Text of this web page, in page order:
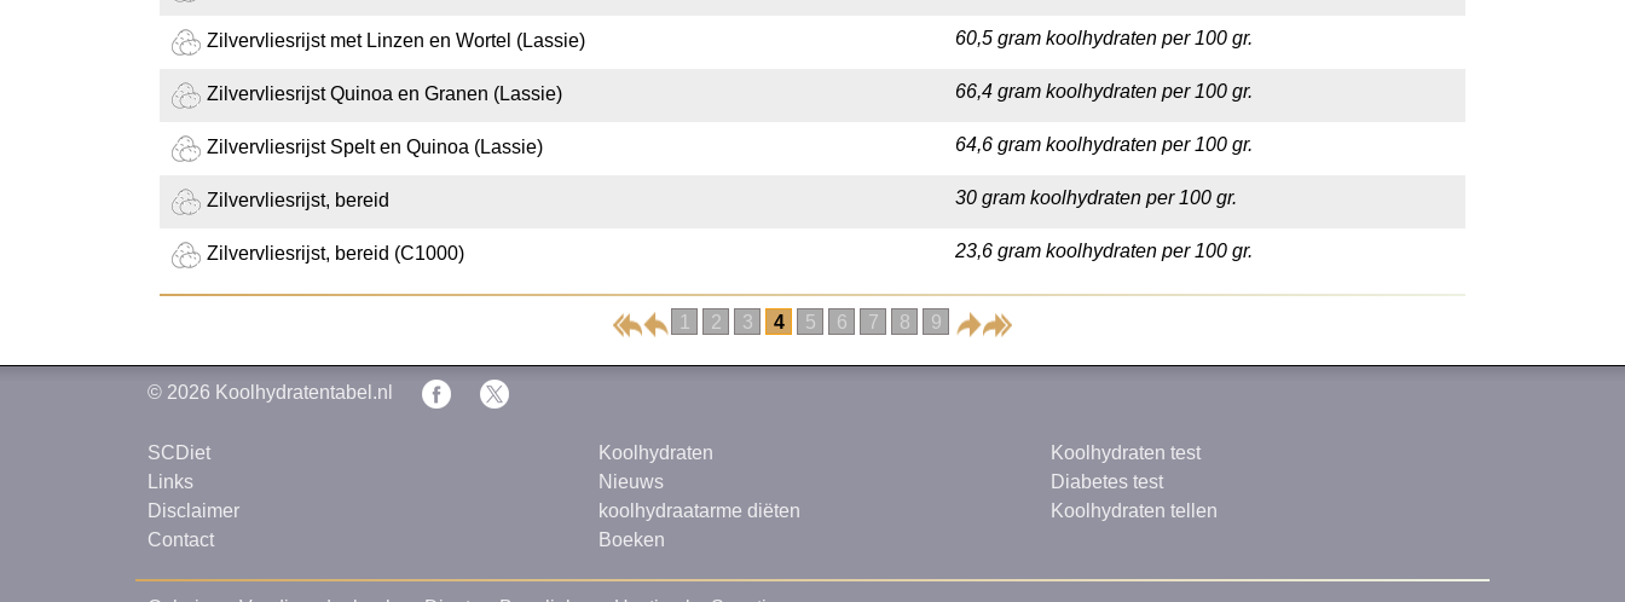
Zilvervliesrijst met Linzen en Wortel (Lassie) 60,5 gram koolhydraten per 100 gr.
Zilvervliesrijst Quinoa en Granen (Lassie) 66,4 gram koolhydraten per 100 gr.
Zilvervliesrijst Spelt en Quinoa (Lassie) 64,6 gram koolhydraten per 100 gr.
Zilvervliesrijst, bereid 30 gram koolhydraten per 100 gr.
Zilvervliesrijst, bereid (C1000) 23,6 gram koolhydraten per 100 gr.
1 2 3 4 5 6 7 8 9
© 2026 Koolhydratentabel.nl
SCDiet
Links
Disclaimer
Contact
Koolhydraten
Nieuws
koolhydraatarme diëten
Boeken
Koolhydraten test
Diabetes test
Koolhydraten tellen